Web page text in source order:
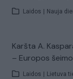
Laidos Nauja
Karšta A.
– Europos
Laidos Lietuva